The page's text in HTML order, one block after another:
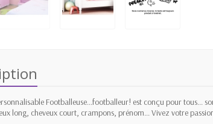
Footballeuse...footballeur! est conçu pour tous...
long, cheveux court, crampons, prénom... Vivez votre